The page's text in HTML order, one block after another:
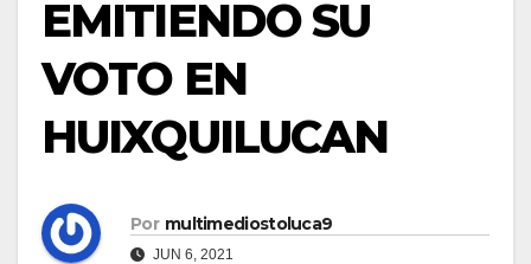
EMITIENDO SU
VOTO EN
HUIXQUILUCAN
Por multimediostoluca9
JUN 6, 2021